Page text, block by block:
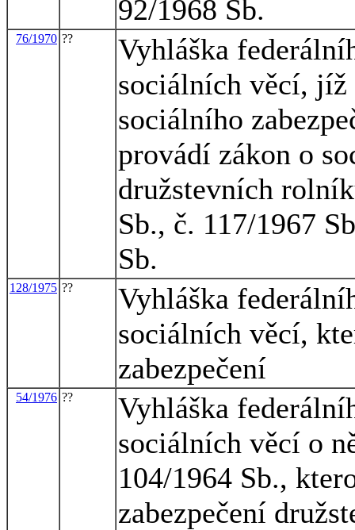
92/1968 Sb.
76/1970 ??
Vyhláška
sociálních věcí, jíž
sociálního
provádí zákon o
družstevních
Sb., č. 117/1967
Sb.
128/1975 ??
Vyhláška
sociálních věcí,
zabezpečení
54/1976 ??
Vyhláška
sociálních věcí o
104/1964 Sb.,
zabezpečení